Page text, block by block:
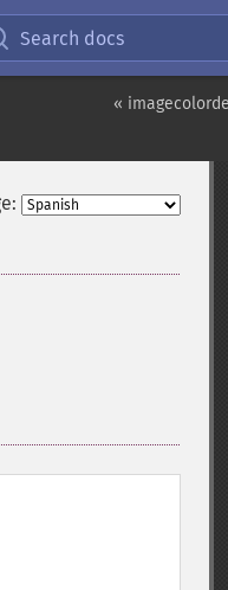
Search docs
«